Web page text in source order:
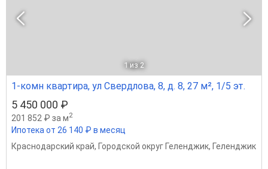
1 из 2
1-комн квартира, ул Свердлова, 8, д. 8, 27 м², 1/5 эт.
5 450 000 ₽
201 852 ₽ за м2
Ипотека от 26 140 ₽ в месяц
Краснодарский край, Городской округ Геленджик, Геленджик